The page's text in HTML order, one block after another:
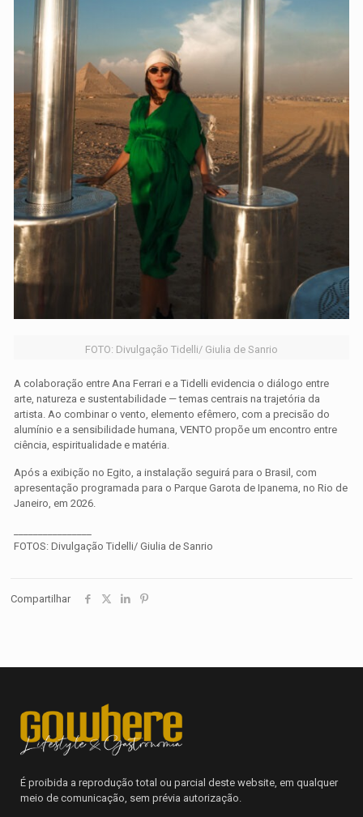
FOTO: Divulgação Tidelli/ Giulia de Sanrio
A colaboração entre Ana Ferrari e a Tidelli evidencia o diálogo entre
arte, natureza e sustentabilidade — temas centrais na trajetória da
artista. Ao combinar o vento, elemento efêmero, com a precisão do
alumínio e a sensibilidade humana, VENTO propõe um encontro entre
ciência, espiritualidade e matéria.
Após a exibição no Egito, a instalação seguirá para o Brasil, com
apresentação programada para o Parque Garota de Ipanema, no Rio de
Janeiro, em 2026.
FOTOS: Divulgação Tidelli/ Giulia de Sanrio
Compartilhar
É proibida a reprodução total ou parcial deste website, em qualquer
meio de comunicação, sem prévia autorização.